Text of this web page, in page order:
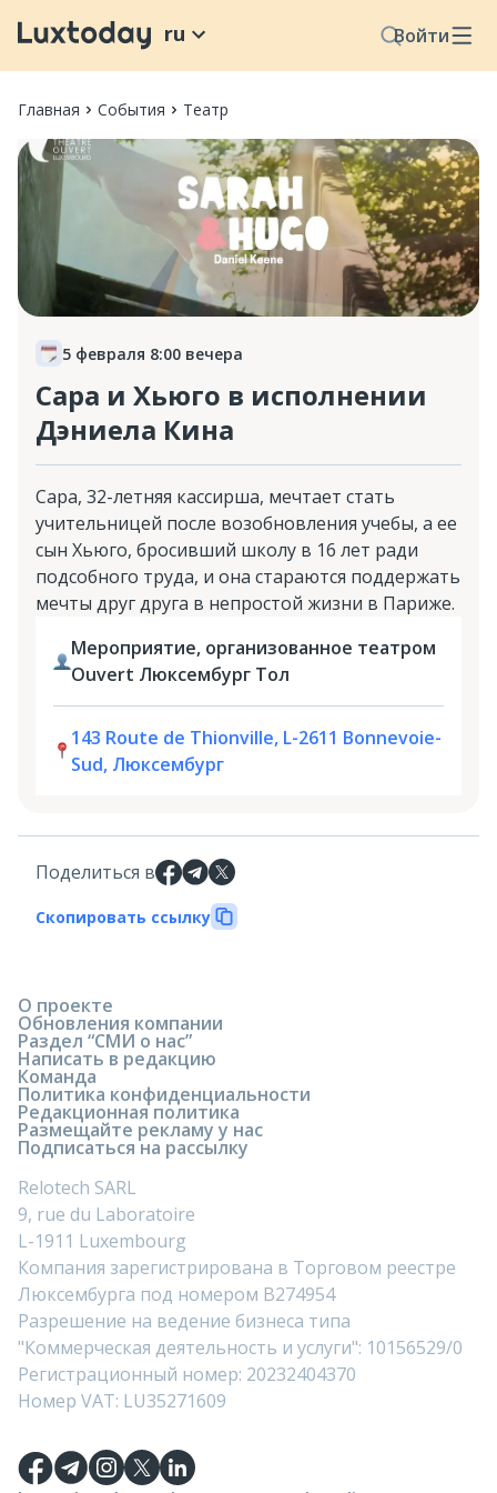
Войти
ru
Главная События Театр
5 февраля 8:00 вечера
Сара и Хьюго в исполнении
Дэниела Кина
Сара, 32-летняя кассирша, мечтает стать
учительницей после возобновления учебы, а ее
сын Хьюго, бросивший школу в 16 лет ради
подсобного труда, и она стараются поддержать
мечты друг друга в непростой жизни в Париже.
Мероприятие, организованное театром
Ouvert Люксембург Тол
143 Route de Thionville, L-2611 Bonnevoie-
Sud, Люксембург
Поделиться в
Скопировать ссылку
О проекте
Обновления компании
Раздел “СМИ о нас”
Написать в редакцию
Команда
Политика конфиденциальности
Редакционная политика
Размещайте рекламу у нас
Подписаться на рассылку
Relotech SARL
9, rue du Laboratoire
L-1911 Luxembourg
Компания зарегистрирована в Торговом реестре
Люксембурга под номером B274954
Разрешение на ведение бизнеса типа
"Коммерческая деятельность и услуги": 10156529/0
Регистрационный номер: 20232404370
Номер VAT: LU35271609